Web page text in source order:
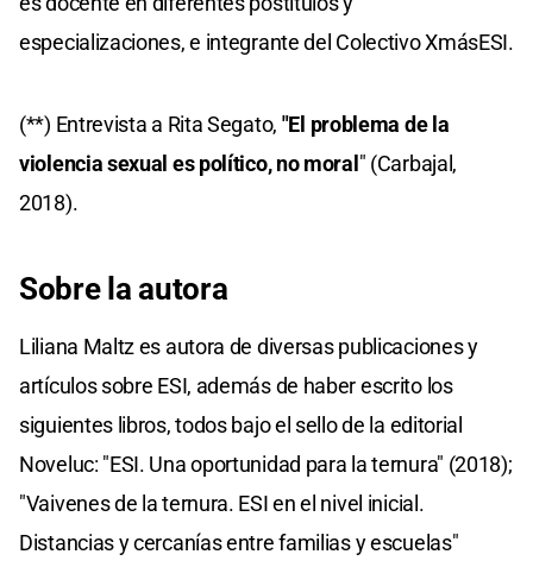
especializaciones, e integrante del Colectivo XmásESI.
(**) Entrevista a Rita Segato, "El problema de la
violencia sexual es político, no moral" (Carbajal,
2018).
Sobre la autora
Liliana Maltz es autora de diversas publicaciones y
artículos sobre ESI, además de haber escrito los
siguientes libros, todos bajo el sello de la editorial
Noveluc: "ESI. Una oportunidad para la ternura" (2018);
"Vaivenes de la ternura. ESI en el nivel inicial.
Distancias y cercanías entre familias y escuelas"